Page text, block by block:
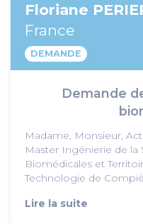
Floriane
France
DEMANDE
Demande
Madame, Monsieur,
Master Ingénierie de la
Biomédicales et
Technologie de
Lire la suite